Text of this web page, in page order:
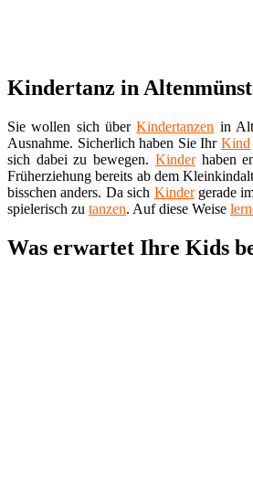
Kindertanz in
Sie wollen sich überKindertanzen in
Ausnahme. Sicherlich haben Sie Ihr Kind
sich dabei zu bewegen. Kinderhaben
Früherziehung bereits ab dem
bisschen anders. Da sich Kindergerade
spielerisch zu tanzen. Auf diese Weise
Was erwartet Ihre Kids